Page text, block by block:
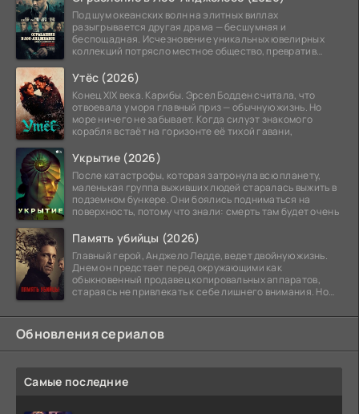
Под шум океанских волн на элитных виллах
разыгрывается другая драма — бесшумная и
беспощадная. Исчезновение уникальных ювелирных
коллекций потрясло местное общество, превратив
Утёс (2026)
Конец XIX века. Карибы. Эрсел Бодден считала, что
отвоевала у моря главный приз — обычную жизнь. Но
море ничего не забывает. Когда силуэт знакомого
корабля встаёт на горизонте её тихой гавани,
Укрытие (2026)
После катастрофы, которая затронула всю планету,
маленькая группа выживших людей старалась выжить в
подземном бункере. Они боялись подниматься на
поверхность, потому что знали: смерть там будет очень
Память убийцы (2026)
Главный герой, Анджело Ледде, ведет двойную жизнь.
Днем он предстает перед окружающими как
обыкновенный продавец копировальных аппаратов,
стараясь не привлекать к себе лишнего внимания. Но
Обновления сериалов
Самые последние